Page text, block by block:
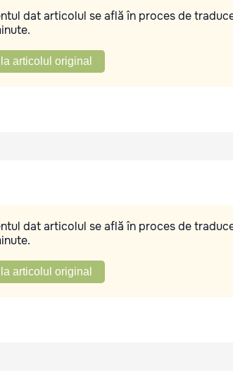
dat articolul se află în proces de
la articolul original
dat articolul se află în proces de
la articolul original